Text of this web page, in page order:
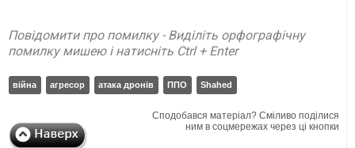
Повідомити про помилку - Виділіть орфографічну
помилку мишею і натисніть Ctrl + Enter
війна агресор атака дронів ППО Shahed
Сподобався матеріал? Сміливо поділися
ним в соцмережах через ці кнопки